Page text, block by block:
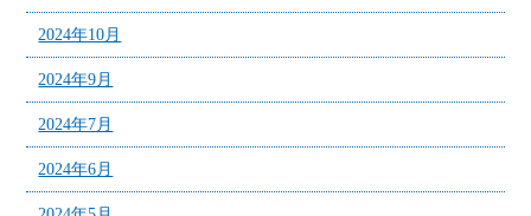
2024年10月
2024年9月
2024年7月
2024年6月